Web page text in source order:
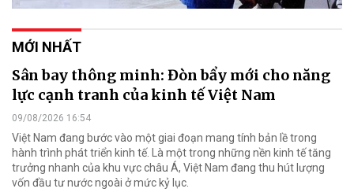
MỚI NHẤT
Sân bay thông minh: Đòn bẩy mới cho năng
lực cạnh tranh của kinh tế Việt Nam
09/08/2026 16:54
Việt Nam đang bước vào một giai đoạn mang tính bản lề trong
hành trình phát triển kinh tế. Là một trong những nền kinh tế tăng
trưởng nhanh của khu vực châu Á, Việt Nam đang thu hút lượng
vốn đầu tư nước ngoài ở mức kỷ lục.